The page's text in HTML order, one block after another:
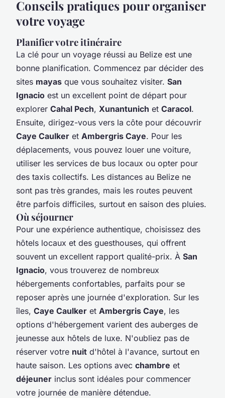
Conseils pratiques pour organiser
votre voyage
Planifier votre itinéraire
La clé pour un voyage réussi au Belize est une
bonne planification. Commencez par décider des
sites mayas que vous souhaitez visiter. San
Ignacio est un excellent point de départ pour
explorer Cahal Pech, Xunantunich et Caracol.
Ensuite, dirigez-vous vers la côte pour découvrir
Caye Caulker et Ambergris Caye. Pour les
déplacements, vous pouvez louer une voiture,
utiliser les services de bus locaux ou opter pour
des taxis collectifs. Les distances au Belize ne
sont pas très grandes, mais les routes peuvent
être parfois difficiles, surtout en saison des pluies.
Où séjourner
Pour une expérience authentique, choisissez des
hôtels locaux et des guesthouses, qui offrent
souvent un excellent rapport qualité-prix. À San
Ignacio, vous trouverez de nombreux
hébergements confortables, parfaits pour se
reposer après une journée d'exploration. Sur les
îles, Caye Caulker et Ambergris Caye, les
options d'hébergement varient des auberges de
jeunesse aux hôtels de luxe. N'oubliez pas de
réserver votre nuit d'hôtel à l'avance, surtout en
haute saison. Les options avec chambre et
déjeuner inclus sont idéales pour commencer
votre journée de manière détendue.